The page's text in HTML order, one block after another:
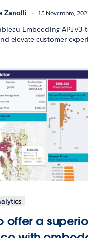
Zanolli 15 Novembro,
Embedding API v3
elevate customer
offer a